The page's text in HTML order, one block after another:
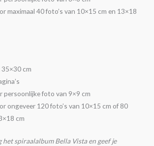
maximaal 40 foto’s van 10×15 cm en 13×18
cm
persoonlijke foto van 9×9 cm
ongeveer 120 foto’s van 10×15 cm of 80
cm
het spiraalalbum Bella Vista en geef je